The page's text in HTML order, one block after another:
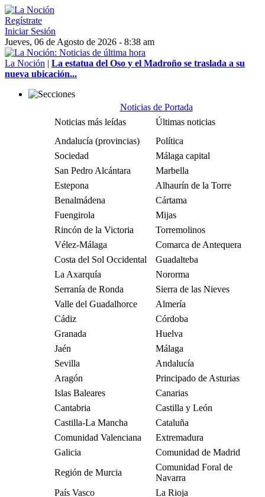
Regístrate
Iniciar Sesión
Jueves, 06 de Agosto de 2026 - 8:38 am
La Noción | La estatua del Oso y el Madroño se traslada a su
nueva ubicación...
Noticias de Portada
Noticias más leídas
Últimas noticias
Andalucía (provincias)
Política
Sociedad
Málaga capital
San Pedro Alcántara
Marbella
Estepona
Alhaurín de la Torre
Benalmádena
Cártama
Fuengirola
Mijas
Rincón de la Victoria
Torremolinos
Vélez-Málaga
Comarca de Antequera
Costa del Sol Occidental
Guadalteba
La Axarquía
Nororma
Serranía de Ronda
Sierra de las Nieves
Valle del Guadalhorce
Almería
Cádiz
Córdoba
Granada
Huelva
Jaén
Málaga
Sevilla
Andalucía
Aragón
Principado de Asturias
Islas Baleares
Canarias
Cantabria
Castilla y León
Castilla-La Mancha
Cataluña
Comunidad Valenciana
Extremadura
Galicia
Comunidad de Madrid
Región de Murcia
Comunidad Foral de
Navarra
País Vasco
La Rioja